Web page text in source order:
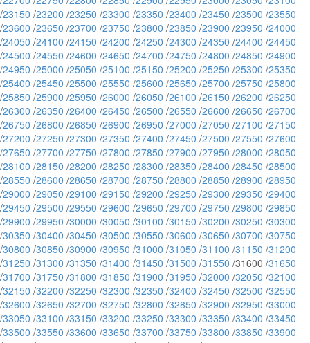
/23150 /23200 /23250 /23300 /23350 /23400 /23450 /23500 /23550
/23600 /23650 /23700 /23750 /23800 /23850 /23900 /23950 /24000
/24050 /24100 /24150 /24200 /24250 /24300 /24350 /24400 /24450
/24500 /24550 /24600 /24650 /24700 /24750 /24800 /24850 /24900
/24950 /25000 /25050 /25100 /25150 /25200 /25250 /25300 /25350
/25400 /25450 /25500 /25550 /25600 /25650 /25700 /25750 /25800
/25850 /25900 /25950 /26000 /26050 /26100 /26150 /26200 /26250
/26300 /26350 /26400 /26450 /26500 /26550 /26600 /26650 /26700
/26750 /26800 /26850 /26900 /26950 /27000 /27050 /27100 /27150
/27200 /27250 /27300 /27350 /27400 /27450 /27500 /27550 /27600
/27650 /27700 /27750 /27800 /27850 /27900 /27950 /28000 /28050
/28100 /28150 /28200 /28250 /28300 /28350 /28400 /28450 /28500
/28550 /28600 /28650 /28700 /28750 /28800 /28850 /28900 /28950
/29000 /29050 /29100 /29150 /29200 /29250 /29300 /29350 /29400
/29450 /29500 /29550 /29600 /29650 /29700 /29750 /29800 /29850
/29900 /29950 /30000 /30050 /30100 /30150 /30200 /30250 /30300
/30350 /30400 /30450 /30500 /30550 /30600 /30650 /30700 /30750
/30800 /30850 /30900 /30950 /31000 /31050 /31100 /31150 /31200
/31250 /31300 /31350 /31400 /31450 /31500 /31550 /31600 /31650
/31700 /31750 /31800 /31850 /31900 /31950 /32000 /32050 /32100
/32150 /32200 /32250 /32300 /32350 /32400 /32450 /32500 /32550
/32600 /32650 /32700 /32750 /32800 /32850 /32900 /32950 /33000
/33050 /33100 /33150 /33200 /33250 /33300 /33350 /33400 /33450
/33500 /33550 /33600 /33650 /33700 /33750 /33800 /33850 /33900